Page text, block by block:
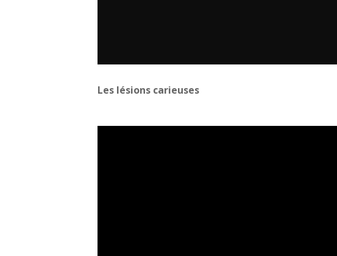
Les lésions carieuses